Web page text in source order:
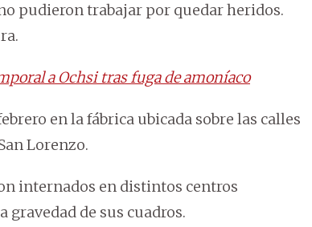
pudieron trabajar por quedar heridos.
a Ochsi tras fuga de amoníaco
en la fábrica ubicada sobre las calles
Lorenzo.
internados en distintos centros
gravedad de sus cuadros.